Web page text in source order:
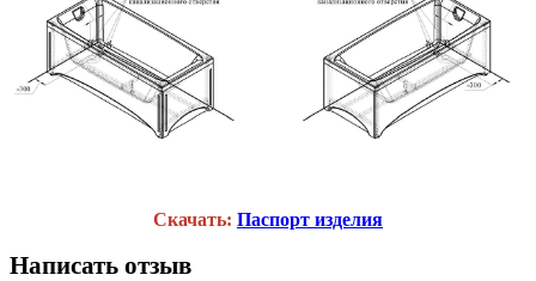
Скачать: Паспорт изделия
Написать отзыв